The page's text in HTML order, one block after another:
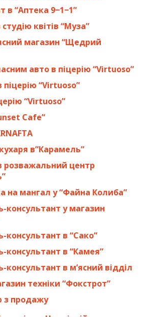
в “Аптека 9−1−1”
квітів “Муза”
магазин “Щедрий
авто в піцерію “Virtuoso”
піцерію “Virtuoso”
“Virtuoso”
Cafe”
в”Карамель”
розважальний центр
на мангал у “Файна Колиба”
консультант у магазин
консультант в “Сако”
консультант в “Камея”
консультант в мʼясний відділ
техніки “Фокстрот”
продажу